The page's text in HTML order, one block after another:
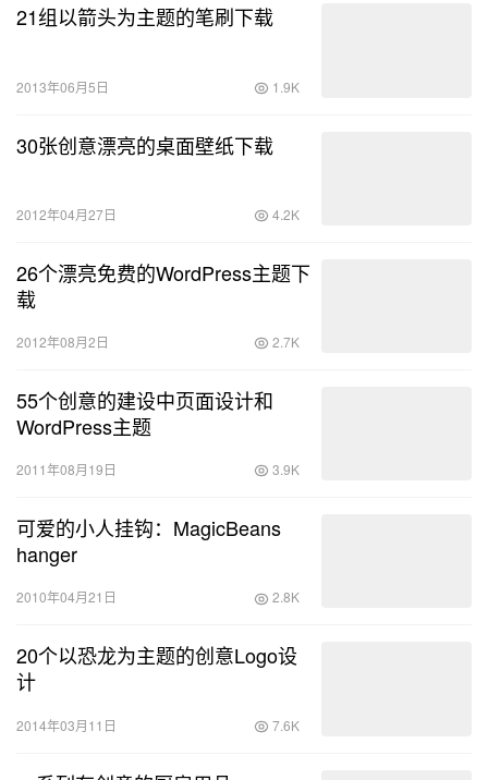
21组以箭头为主题的笔刷下载
2013年06月5日 1.9K
30张创意漂亮的桌面壁纸下载
2012年04月27日 4.2K
26个漂亮免费的WordPress主题下
载
2012年08月2日 2.7K
55个创意的建设中页面设计和
WordPress主题
2011年08月19日 3.9K
可爱的小人挂钩：MagicBeans
hanger
2010年04月21日 2.8K
20个以恐龙为主题的创意Logo设
计
2014年03月11日 7.6K